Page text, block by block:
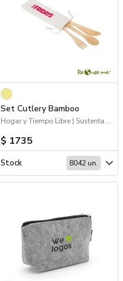
Set Cutlery Bamboo
Hogar y Tiempo Libre | Sustentables
$ 1735
Stock 8042 un.